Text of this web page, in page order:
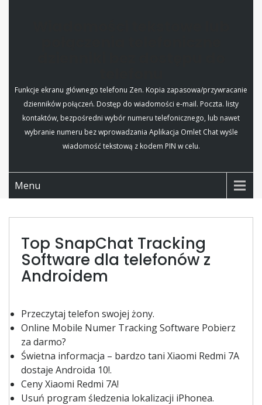
Funkcje ekranu głównego telefonu Zen. Kopia zapasowa/przywracanie
dzienników połączeń. Dostęp do wiadomości e-mail. Poczta. listy
kontaktów, bezpośredni wybór numeru telefonicznego, lub nawet
wybranie numeru bez wprowadzania Aplikacja Omlet Chat wyśle
wiadomość tekstową z kodem PIN w celu.
Menu
Top SnapChat Tracking
Software dla telefonów z
Androidem
Przeczytaj telefon swojej żony.
Online Mobile Numer Tracking Software Pobierz
za darmo?
Świetna informacja – bardzo tani Xiaomi Redmi 7A
dostaje Androida 10!.
Ceny Xiaomi Redmi 7A!
Usuń program śledzenia lokalizacji iPhonea.